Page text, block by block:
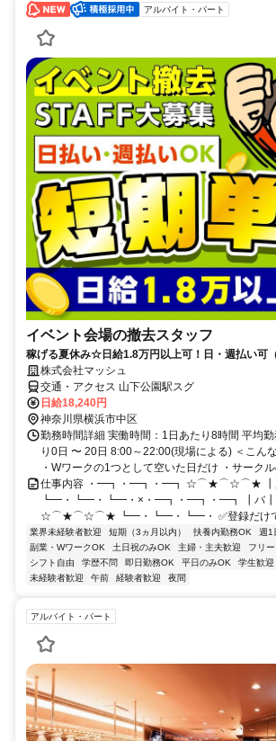
アルバイト・パート
イベント会場の撤去スタッフ
稼げる夏休み☆日給1.8万円以上可！日・週払い可（
株式会社マッシュ
交通・アクセス 山下公園駅スグ
日給18,240円
神奈川県横浜市中区
勤務時間詳細 実働時間：1日あたり8時間 平均
り0日 〜 20日 8:00～22:00(現場による) ＜こん
・Wワークの1つとして空いた日だけ ・サーク
仕事内容 ・━┓・━┓・━┓ ☆⌒★⌒☆⌒★ ┃
┗━・┗━・┗━・×・━┓・━┓・━┓ ┃バ
☆⌒★⌒☆⌒★ ┗━・┗━・┗━・ ✅登録だけで
業界未経験者歓迎 短期（3ヵ月以内） 扶養内勤務OK
週1
副業・WワークOK
土日祝のみOK 主婦・主夫歓迎 フリ
シフト自由
学歴不問 即日勤務OK 平日のみOK 学生歓迎
未経験者歓迎
午前 経験者歓迎 夜間
アルバイト・パート